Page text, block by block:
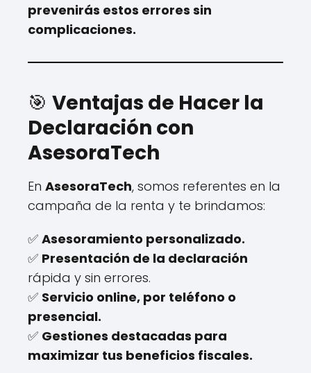
prevenirás estos errores sin
complicaciones.
🎯 Ventajas de Hacer la
Declaración con
AsesoraTech
En AsesoraTech, somos referentes en la
campaña de la renta y te brindamos:
✅ Asesoramiento personalizado.
✅ Presentación de la declaración
rápida y sin errores.
✅ Servicio online, por teléfono o
presencial.
✅ Gestiones destacadas para
maximizar tus beneficios fiscales.